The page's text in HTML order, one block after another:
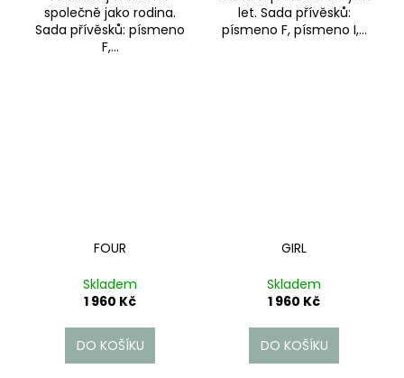
společně jako rodina.
Sada přívěsků: písmeno
F,...
let. Sada přívěsků:
písmeno F, písmeno I,...
FOUR
Skladem
1 960 Kč
DO KOŠÍKU
GIRL
Skladem
1 960 Kč
DO KOŠÍKU